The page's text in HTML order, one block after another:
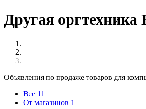
Другая оргтехника
Объявления по продаже товаров для
Все 11
От магазинов 1